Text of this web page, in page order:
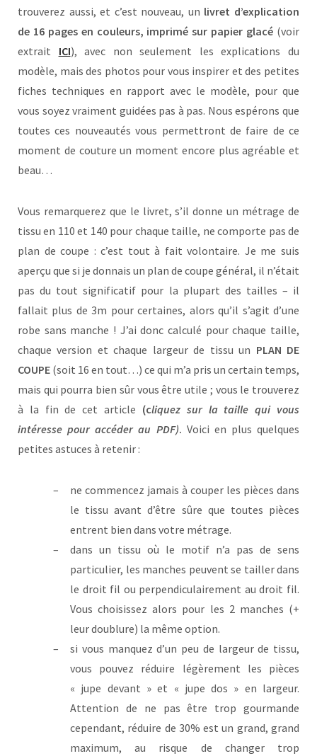
trouverez aussi, et c’est nouveau, un livret d’explication
de 16 pages en couleurs, imprimé sur papier glacé (voir
extrait
ICI), avec non seulement les explications du
modèle, mais des photos pour vous inspirer et des petites
fiches techniques en rapport avec le modèle, pour que
vous soyez vraiment guidées pas à pas. Nous espérons que
toutes ces nouveautés vous permettront de faire de ce
moment de couture un moment encore plus agréable et
beau…
Vous remarquerez que le livret, s’il donne un métrage de
tissu en 110 et 140 pour chaque taille, ne comporte pas de
plan de coupe : c’est tout à fait volontaire. Je me suis
aperçu que si je donnais un plan de coupe général, il n’était
pas du tout significatif pour la plupart des tailles – il
fallait plus de 3m pour certaines, alors qu’il s’agit d’une
robe sans manche ! J’ai donc calculé pour chaque taille,
chaque version et chaque largeur de tissu un PLAN DE
COUPE (soit 16 en tout…) ce qui m’a pris un certain temps,
mais qui pourra bien sûr vous être utile ; vous le trouverez
à la fin de cet article (cliquez sur la taille qui vous
intéresse pour accéder au PDF). Voici en plus quelques
petites astuces à retenir :
ne commencez jamais à couper les pièces dans
le tissu avant d’être sûre que toutes pièces
entrent bien dans votre métrage.
dans un tissu où le motif n’a pas de sens
particulier, les manches peuvent se tailler dans
le droit fil ou perpendiculairement au droit fil.
Vous choisissez alors pour les 2 manches (+
leur doublure) la même option.
si vous manquez d’un peu de largeur de tissu,
vous pouvez réduire légèrement les pièces
« jupe devant » et « jupe dos » en largeur.
Attention de ne pas être trop gourmande
cependant, réduire de 30% est un grand, grand
maximum, au risque de changer trop